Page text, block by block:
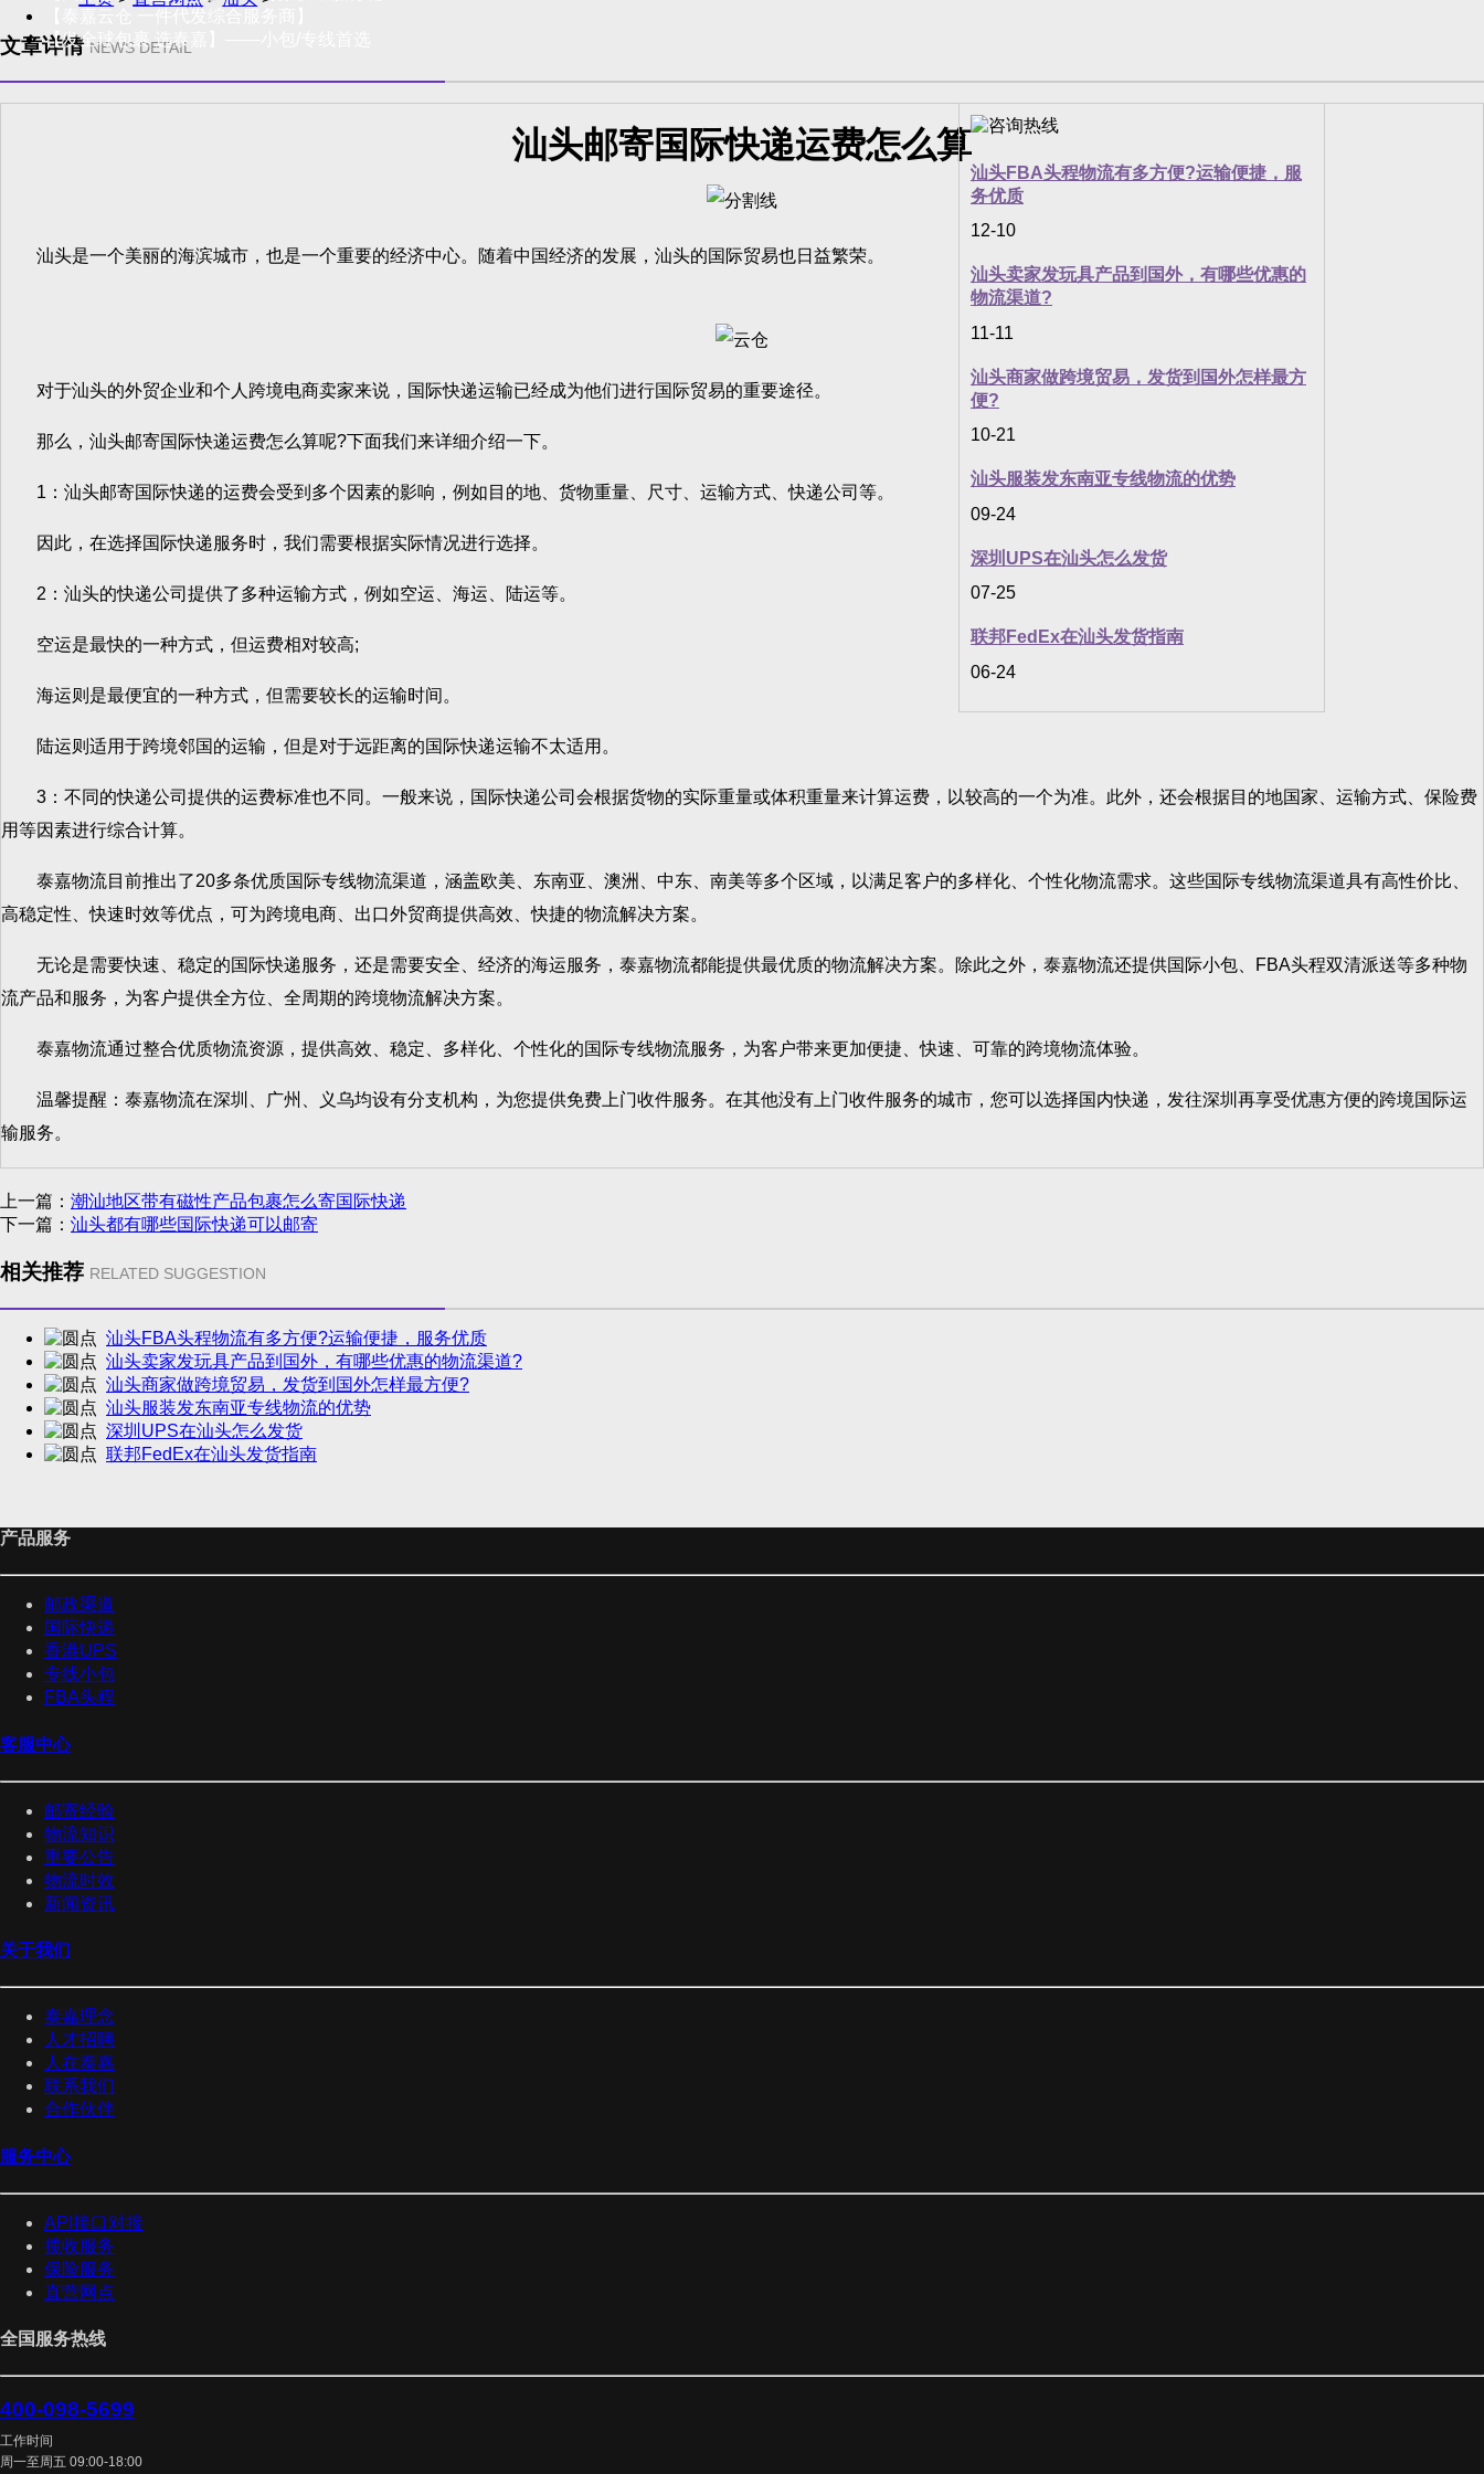
【发全球包裹 选泰嘉】——小包/专线首选
文章详情 NEWS DETAIL
汕头FBA头程物流有多方便?运输便捷，服
务优质
12-10
汕头卖家发玩具产品到国外，有哪些优惠的
物流渠道?
11-11
汕头商家做跨境贸易，发货到国外怎样最方
便?
10-21
汕头服装发东南亚专线物流的优势
09-24
深圳UPS在汕头怎么发货
07-25
联邦FedEx在汕头发货指南
06-24
汕头邮寄国际快递运费怎么算
汕头是一个美丽的海滨城市，也是一个重要的经济中心。随着中国经济的发展，汕头的国际贸易也日益繁荣。
对于汕头的外贸企业和个人跨境电商卖家来说，国际快递运输已经成为他们进行国际贸易的重要途径。
那么，汕头邮寄国际快递运费怎么算呢?下面我们来详细介绍一下。
1：汕头邮寄国际快递的运费会受到多个因素的影响，例如目的地、货物重量、尺寸、运输方式、快递公司等。
因此，在选择国际快递服务时，我们需要根据实际情况进行选择。
2：汕头的快递公司提供了多种运输方式，例如空运、海运、陆运等。
空运是最快的一种方式，但运费相对较高;
海运则是最便宜的一种方式，但需要较长的运输时间。
陆运则适用于跨境邻国的运输，但是对于远距离的国际快递运输不太适用。
3：不同的快递公司提供的运费标准也不同。一般来说，国际快递公司会根据货物的实际重量或体积重量来计算运费，以较高的一个为准。此外，还会根据目的地国家、运输方式、保险费
用等因素进行综合计算。
泰嘉物流目前推出了20多条优质国际专线物流渠道，涵盖欧美、东南亚、澳洲、中东、南美等多个区域，以满足客户的多样化、个性化物流需求。这些国际专线物流渠道具有高性价比、
高稳定性、快速时效等优点，可为跨境电商、出口外贸商提供高效、快捷的物流解决方案。
无论是需要快速、稳定的国际快递服务，还是需要安全、经济的海运服务，泰嘉物流都能提供最优质的物流解决方案。除此之外，泰嘉物流还提供国际小包、FBA头程双清派送等多种物
流产品和服务，为客户提供全方位、全周期的跨境物流解决方案。
泰嘉物流通过整合优质物流资源，提供高效、稳定、多样化、个性化的国际专线物流服务，为客户带来更加便捷、快速、可靠的跨境物流体验。
温馨提醒：泰嘉物流在深圳、广州、义乌均设有分支机构，为您提供免费上门收件服务。在其他没有上门收件服务的城市，您可以选择国内快递，发往深圳再享受优惠方便的跨境国际运
输服务。
上一篇： 潮汕地区带有磁性产品包裹怎么寄国际快递
下一篇： 汕头都有哪些国际快递可以邮寄
相关推荐 RELATED SUGGESTION
汕头FBA头程物流有多方便?运输便捷，服务优质
汕头卖家发玩具产品到国外，有哪些优惠的物流渠道?
汕头商家做跨境贸易，发货到国外怎样最方便?
汕头服装发东南亚专线物流的优势
深圳UPS在汕头怎么发货
联邦FedEx在汕头发货指南
产品服务
邮政渠道
国际快递
香港UPS
专线小包
FBA头程
客服中心
邮寄经验
物流知识
重要公告
物流时效
新闻资讯
关于我们
泰嘉理念
人才招聘
人在泰嘉
联系我们
合作伙伴
服务中心
API接口对接
揽收服务
保险服务
直营网点
全国服务热线
400-098-5699
工作时间
周一至周五 09:00-18:00